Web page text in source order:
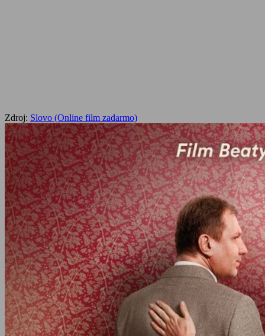
Zdroj: Slovo (Online film zadarmo)